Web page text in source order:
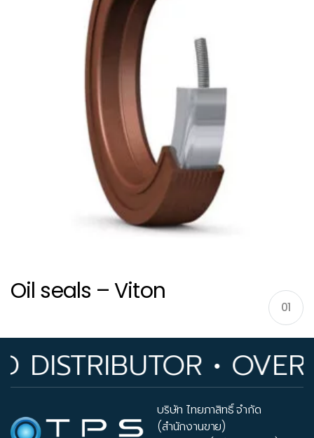
Oil seals – Viton
01
• OVER
บริษัท ไทยภาสิทธิ์ จำกัด
(สำนักงานขาย)